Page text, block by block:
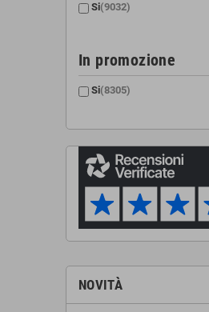
Si(9032)
In promozione
Si(8305)
NOVITÀ